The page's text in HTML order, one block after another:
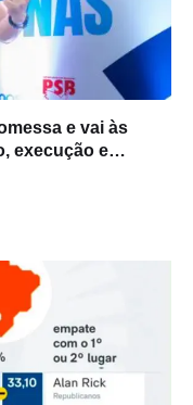
e vai às
execução e